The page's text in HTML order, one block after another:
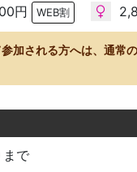
円
WEB割
加される方へは、通常
で